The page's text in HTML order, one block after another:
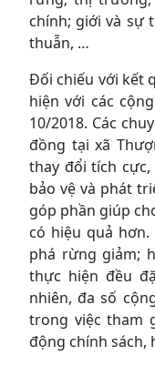
chính; giới và sự
thuẫn, …
Đối chiếu với kết
hiện với các
10/2018. Các
đồng tại xã
thay đổi tích
bảo vệ và phát
góp phần giúp
có hiệu quả
phá rừng giảm;
thực hiện đều
nhiên, đa số
trong việc tham
động chính sách,